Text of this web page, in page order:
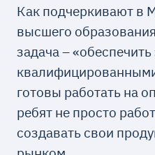
Как подчеркивают в
высшего
задача –
готовы работать на
ребят не просто
создавать свои